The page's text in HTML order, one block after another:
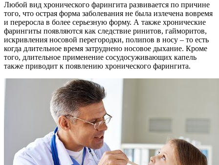
Любой вид хронического фарингита развивается по причине
того, что острая форма заболевания не была излечена вовремя
и переросла в более серьезную форму. А также хронические
фарингиты появляются как следствие ринитов, гайморитов,
искривления носовой перегородки, полипов в носу – то есть
когда длительное время затруднено носовое дыхание. Кроме
того, длительное применение сосудосуживающих капель
также приводит к появлению хронического фарингита.